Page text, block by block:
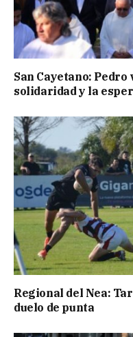
San Cayetano:
solidaridad y la
Regional del Nea:
duelo de punta